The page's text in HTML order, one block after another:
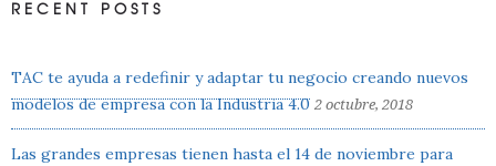
RECENT POSTS
TAC te ayuda a redefinir y adaptar tu negocio creando nuevos
modelos de empresa con la Industria 4.0 2 octubre, 2018
Las grandes empresas tienen hasta el 14 de noviembre para